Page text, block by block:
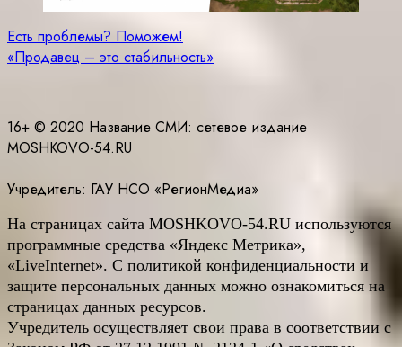
Навигация
по
Есть проблемы? Поможем!
«Продавец – это стабильность»
16+ © 2020 Название СМИ: cетевое издание
MOSHKOVO-54.RU
Учредитель: ГАУ НСО «РегионМедиа»
На страницах сайта MOSHKOVO-54.RU используются
программные средства «Яндекс Метрика»,
«LiveInternet». С политикой конфиденциальности и
защите персональных данных можно ознакомиться на
страницах данных ресурсов.
Учредитель осуществляет свои права в соответствии с